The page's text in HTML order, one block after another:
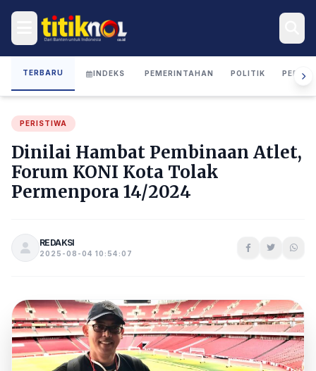
TERBARU INDEKS PEMERINTAHAN POLITIK
PERISTIWA
Dinilai Hambat Pembinaan Atlet,
Forum KONI Kota Tolak
Permenpora 14/2024
REDAKSI
2025-08-04 10:54:07